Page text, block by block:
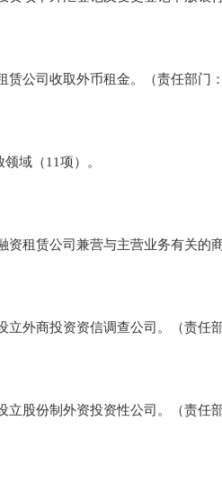
公司收取外币租金。（责任部门
域（11项）。
租赁公司兼营与主营业务有关的
外商投资资信调查公司。（责任
股份制外资投资性公司。（责任